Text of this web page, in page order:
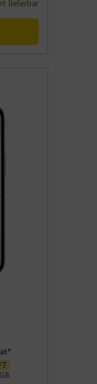
lieferbar